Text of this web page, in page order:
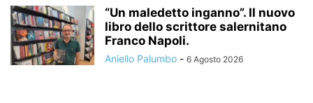
“Un maledetto inganno”. Il nuovo
libro dello scrittore salernitano
Franco Napoli.
Aniello Palumbo - 6 Agosto 2026